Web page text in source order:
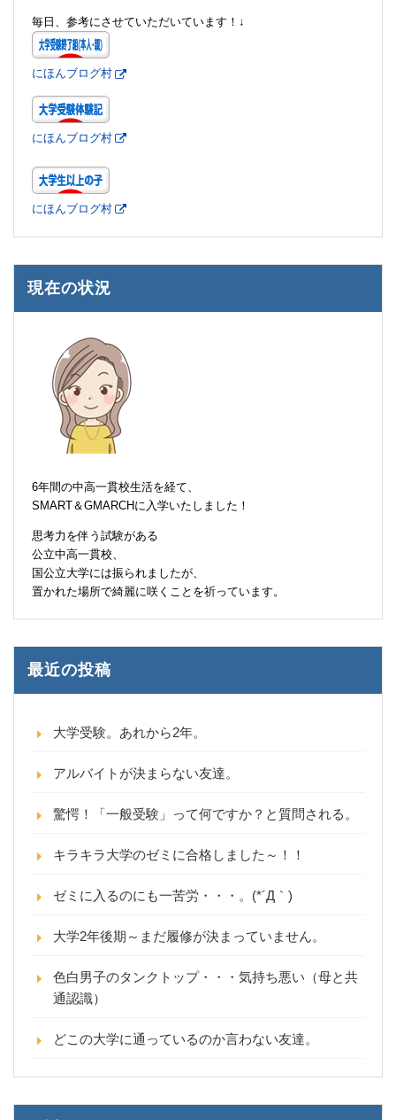
毎日、参考にさせていただいています！↓
にほんブログ村
にほんブログ村
にほんブログ村
現在の状況
6年間の中高一貫校生活を経て、
SMART＆GMARCHに入学いたしました！
思考力を伴う試験がある
公立中高一貫校、
国公立大学には振られましたが、
置かれた場所で綺麗に咲くことを祈っています。
最近の投稿
大学受験。あれから2年。
アルバイトが決まらない友達。
驚愕！「一般受験」って何ですか？と質問される。
キラキラ大学のゼミに合格しました～！！
ゼミに入るのにも一苦労・・・。(*´Д｀)
大学2年後期～まだ履修が決まっていません。
色白男子のタンクトップ・・・気持ち悪い（母と共
通認識）
どこの大学に通っているのか言わない友達。